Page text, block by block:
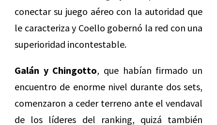
conectar su juego aéreo con la autoridad que
le caracteriza y Coello gobernó la red con una
superioridad incontestable.
Galán y Chingotto, que habían firmado un
encuentro de enorme nivel durante dos sets,
comenzaron a ceder terreno ante el vendaval
de los líderes del ranking, quizá también